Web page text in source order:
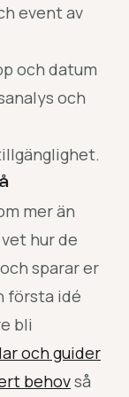
event av
och datum
och
mer än
hur de
sparar er
första idé
bli
och guider
behovså